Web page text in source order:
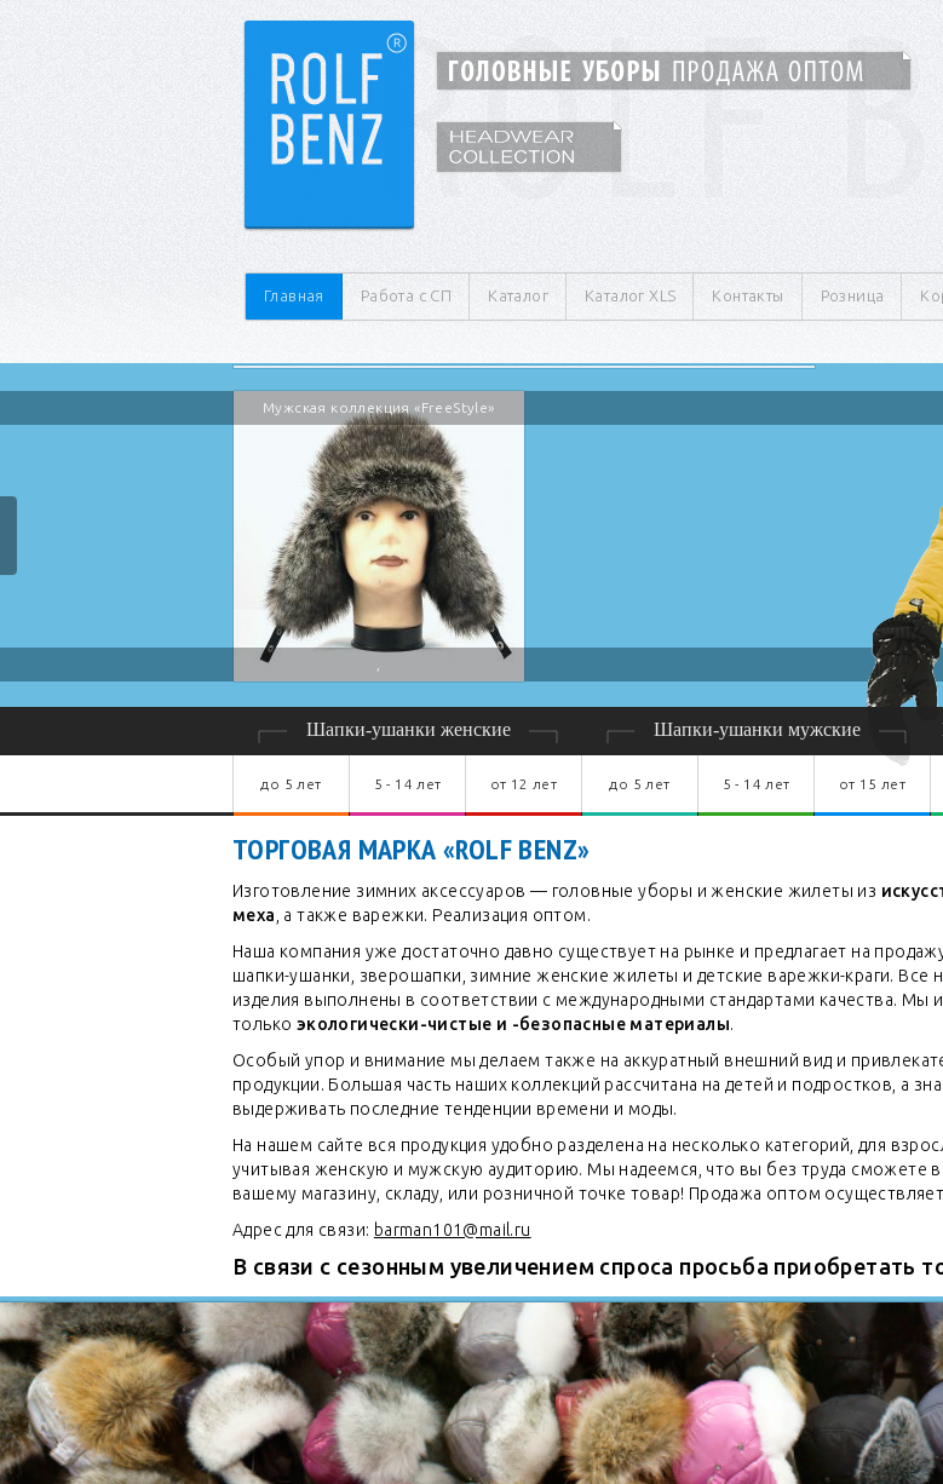
Главная Работа с СП Каталог Каталог XLS Контакты Розница
Мужская коллекция «FreeStyle»
до 5 лет 5 - 14 лет от 12 лет до 5 лет 5 - 14 лет от 15 лет
ТОРГОВАЯ МАРКА «ROLF BENZ»
Изготовление зимних аксессуаров — головные уборы и женские жилеты из
меха , а также варежки. Реализация оптом.
Наша компания уже достаточно давно существует на рынке и предлагает на
шапки-ушанки, зверошапки, зимние женские жилеты и детские варежки-краги. Все
изделия выполнены в соответствии с международными стандартами качества. Мы
только экологически-чистые и -безопасные материалы.
Особый упор и внимание мы делаем также на аккуратный внешний вид и
продукции. Большая часть наших коллекций рассчитана на детей и подростков, а
выдерживать последние тенденции времени и моды.
На нашем сайте вся продукция удобно разделена на несколько категорий, для
учитывая женскую и мужскую аудиторию. Мы надеемся, что вы без труда сможете
вашему магазину, складу, или розничной точке товар! Продажа оптом
Адрес для связи: barman101@mail.ru
В связи с сезонным увеличением спроса просьба приобретать